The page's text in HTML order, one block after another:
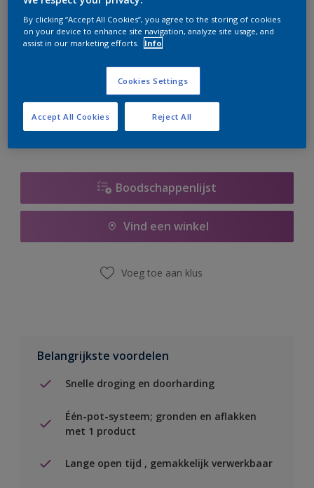
Bereken
Op dit moment is het niet mogelijk dit product online
te bestellen. Houd de website in de gaten, we werken
er hard aan om de voorraad aan te vullen.
Boodschappenlijst
Vind een winkel
Voeg toe aan klus
Belangrijkste voordelen
Snelle droging en doorharding
Één-pot-systeem; gronden en aflakken
met 1 product
Lange open tijd , gemakkelijk verwerkbaar
By clicking “Accept All Cookies”, you agree to the storing of cookies
on your device to enhance site navigation, analyze site usage, and
assist in our marketing efforts.
Info
Cookies Settings
Reject All
Accept All Cookies